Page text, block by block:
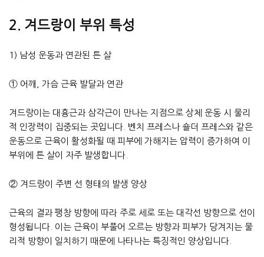
2. 겨드랑이 부위 특성
1) 남성 운동과 연관된 튼 살
① 어깨, 가슴 근육 발달과 연관
겨드랑이는 대흉근과 삼각근이 만나는 지점으로 상체 운동 시 물리
적 인장력이 집중되는 곳입니다. 벤치 프레스나 숄더 프레스와 같은
운동으로 근육이 활성화될 때 피부에 가해지는 압력이 증가하여 이
부위에 튼 살이 자주 발생합니다.
② 겨드랑이 주변 선 형태의 발생 양상
근육의 결과 팽창 방향에 따라 주로 세로 또는 대각선 방향으로 선이
형성됩니다. 이는 근육이 부풀어 오르는 방향과 피부가 당겨지는 물
리적 방향이 일치하기 때문에 나타나는 특징적인 양상입니다.